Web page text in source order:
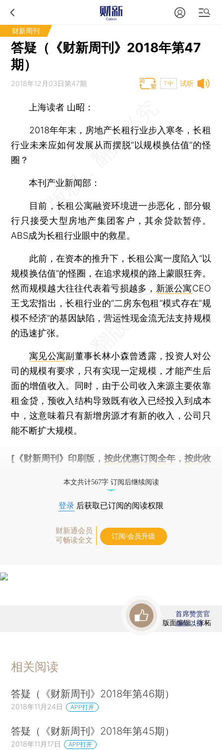
财新周刊
答疑（《财新周刊》2018年第47
期）
试听
2018年12月03日第47期 T中
上海读者 山昭：
2018年年末，房地产长租行业步入寒冬，长租
行业未来应如何发展从而摆脱“以规模换估值”的怪
圈？
本刊产业新闻部：
目前，长租公寓融资环境进一步恶化，部分银
行只接受大型房地产集团客户，其余贷款暂停。
ABS成为长租行业眼中的救星。
此前，在资本的推升下，长租公寓一度陷入“以
规模换估值”的怪圈，在追求规模的路上蒙眼狂奔。
然而规模越大往往代表着亏损越多， 新派公寓CEO
王戈宏指出，长租行业的“二房东包租”模式存在“规
模不经济”的基因缺陷，营运性现金流无法支持规模
的迅速扩张。
寓见公寓副董事长林小森曾透露，投资人对公
司的规模有要求，只有实现一定规模，才能产生后
面的增值收入。同时，由于公司收入来源主要依靠
租金贷，预收入结构导致既有收入已经投入到成本
中，这意味着只有新增房源才有新的收入，公司只
能不断扩大规模。
[《财新周刊》印刷版， 按此优惠订阅全年， 按此收
本文共计567字 订阅后继续阅读
登录 后获取已订阅的阅读权限
财新通会员
可畅读全文
订阅/会员升级
版面编辑：张柘
首席赞赏官
虚位以待
相关阅读
答疑（《财新周刊》2018年第46期）
2018年11月24日 APP打开
答疑（《财新周刊》2018年第45期）
2018年11月17日 APP打开